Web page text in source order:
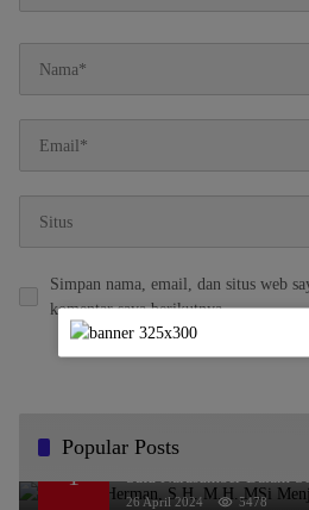
Simpan nama, email, dan situs web
komentar saya berikutnya.
Popular Posts
1
Dr. KMS Herman,
Satu Narasumber Dalam
Di RSUD Leuwiliang
26 April 2024 5478